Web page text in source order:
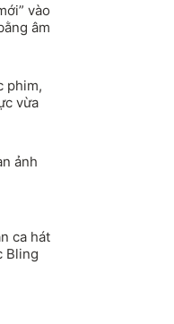
vào
âm
phim,
vừa
ảnh
ca hát
Bling